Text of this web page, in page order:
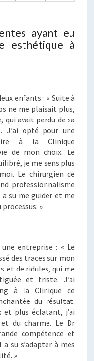
ayant eu
esthétique à
enfants : « Suite à
ne me plaisait plus,
avait perdu de sa
opté pour une
à la Clinique
de mon choix. Le
je me sens plus
Le chirurgien de
professionnalisme
su me guider et me
»
entreprise : « Le
des traces sur mon
et de ridules, qui me
et triste. J’ai
à la Clinique de
du résultat.
et plus éclatant, j’ai
du charme. Le Dr
compétence et
su s’adapter à mes
»